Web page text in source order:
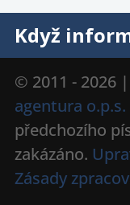
Když
© 2011 - 2026 |
agentura o.p.s.
předchozího
zakázáno.
Zásady